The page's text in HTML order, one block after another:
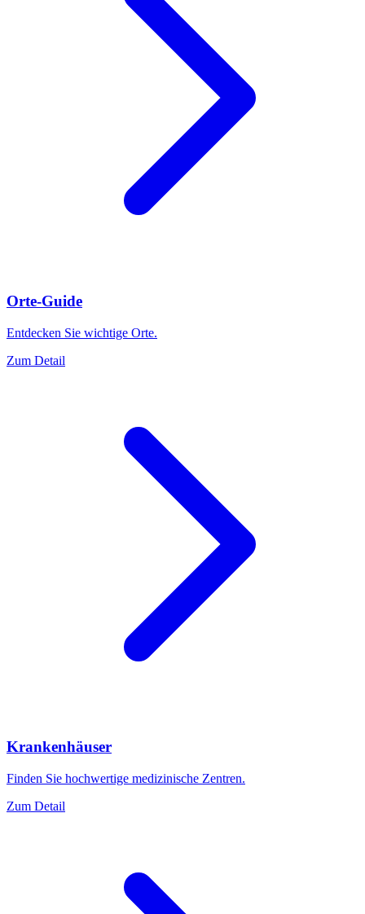
Orte-Guide
Entdecken Sie wichtige Orte.
Zum Detail
Krankenhäuser
Finden Sie hochwertige medizinische Zentren.
Zum Detail